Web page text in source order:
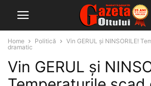
Home Politică
Vin GERUL şi NINSORILE!
dramatic
Vin GERUL şi